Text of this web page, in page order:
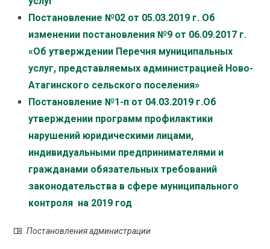
Постановление №02 от 05.03.2019 г. Об
изменении постановления №9 от 06.09.2017 г.
«Об утверждении Перечня муниципальных
услуг, представляемых администрацией Ново-
Атагинского сельского поселения»
Постановление №1-п от 04.03.2019 г.Об
утверждении программ профилактики
нарушений юридическими лицами,
индивидуальными предпринимателями и
гражданами обязательных требований
законодательства в сфере муниципального
контроля на 2019 год
Постановления администрации